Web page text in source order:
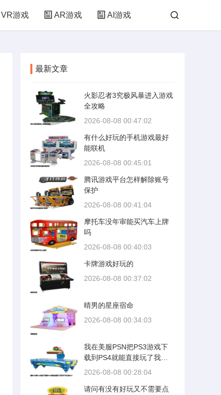
VR游戏 AR游戏 AI游戏
最新文章
火影忍者3究极风暴进入游戏
全攻略
2026-08-08 00:47:02
有什么好玩的手机游戏最好
能联机
2026-08-08 00:45:01
腾讯游戏平台怎样解除账号
保护
2026-08-08 00:41:04
摩托车没年审能买汽车上牌
吗
2026-08-08 00:40:03
卡牌游戏好玩的
2026-08-08 00:37:02
晴男的星座宿命
2026-08-08 00:34:03
我在美服PSN把PS3游戏下
载到PS4就能直接玩了我可
不可以放PS3
2026-08-08 00:28:04
请问有没有好玩又不需要点